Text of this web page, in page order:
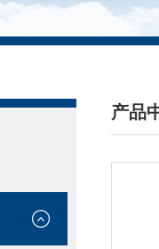
产品
/